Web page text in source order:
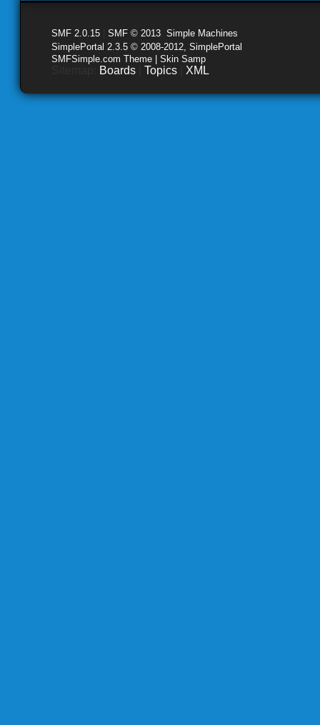
SMF 2.0.15 SMF © 2013 Simple Machines
SimplePortal 2.3.5 © 2008-2012, SimplePortal
SMFSimple.com Theme | Skin Samp
Boards Topics XML